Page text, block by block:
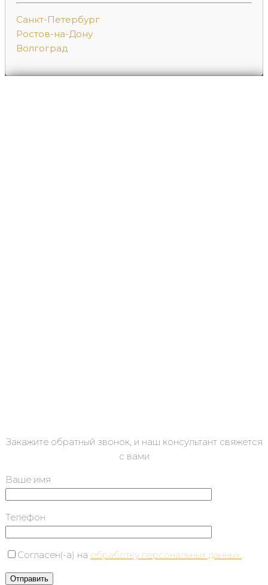
Санкт-Петербург
Ростов-на-Дону
Волгоград
Закажите обратный звонок, и наш консультант свяжется
с вами
Ваше имя
Телефон
Согласен(-а) на обработку персональных данных.